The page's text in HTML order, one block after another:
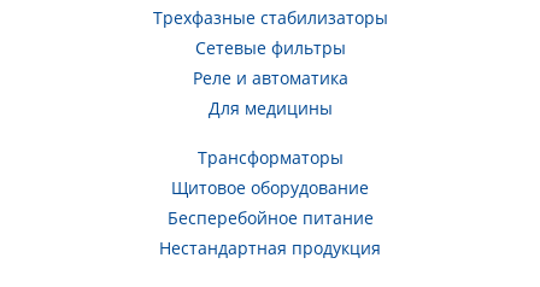
Трехфазные стабилизаторы
Сетевые фильтры
Реле и автоматика
Для медицины
Трансформаторы
Щитовое оборудование
Бесперебойное питание
Нестандартная продукция